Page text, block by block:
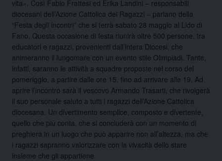
vita». Così Fabio Frattesi ed Erika Landini – responsabili
diocesani dell’Azione Cattolica dei Ragazzi – parlano della
“Festa degli incontri” che si terrà sabato 28 maggio al Lido di
Fano. Questa occasione di festa riunirà oltre 500 persone, tra
educatori e ragazzi, provenienti dall’intera Diocesi, che
animeranno il lungomare con un evento stile Olimpiadi. Tante,
infatti, saranno le attività a squadre proposte nel corso del
pomeriggio, a partire dalle ore 15, fino ad arrivare alle 19. Ad
aprire l’incontro sarà il vescovo Armando Trasarti, che rivolgerà
il suo personale saluto a tutti i ragazzi dell’Azione Cattolica
diocesana. Un divertimento semplice, composto e divertente,
quello che più conta, che si concluderà con un momento di
preghiera in un luogo che può apparire non all’altezza, ma che
i ragazzi sapranno valorizzare con la vivacità dello stare
insieme che gli appartiene.